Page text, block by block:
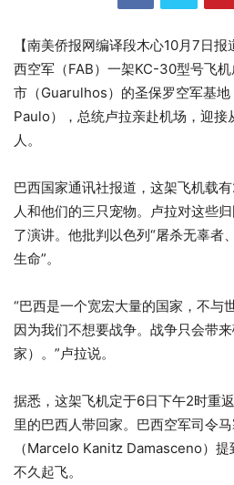
【南美侨报网编译段木心10月7日
西空军（FAB）一架KC-30型号飞
市（Guarulhos）的圣保罗空军基
Paulo），总统卢拉亲赴机场，迎接
人。
巴西国家通讯社报道，这架飞机载
人和他们的三只宠物。卢拉对这些
了演讲。他批判以色列“屠杀无辜者
生命”。
“巴西是一个宽宏大量的国家，不与
因为我们不想要战争。战争只会带
家）。”卢拉说。
据悉，这架飞机定于6日下午2时重
里的巴西人带回家。巴西空军司令马
（Marcelo Kanitz Damasceno）
不久起飞。